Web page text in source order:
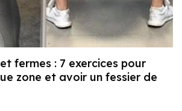
fermes : 7 exercices pour
zone et avoir un fessier de